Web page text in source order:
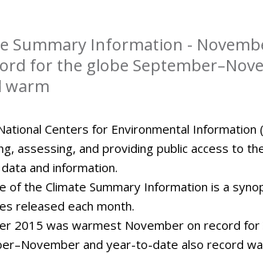
Summary Information -
for the globe
warm
National Centers for Environmental
assessing, and providing public access to
and information.
of the Climate Summary Information is a
released each month.
2015 was warmest November on record for
and year-to-date also record